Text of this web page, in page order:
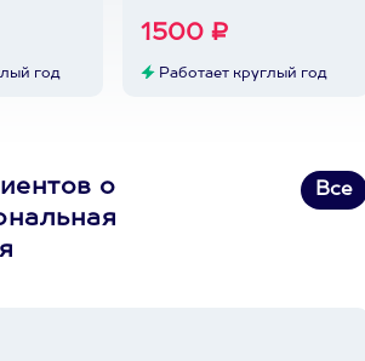
год
1500 ₽
Работает круглый год
о
Все